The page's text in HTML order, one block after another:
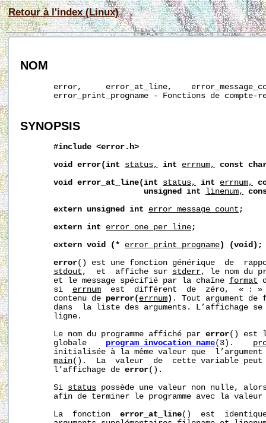
Retour à l'index (Linux)
NOM
error,     error_at_line,
error_print_progname - Fonctions de compte-
SYNOPSIS
#include <error.h>
void error(int status, int errnum, const
void error_at_line(int status, int errnum,
unsigned int linenum,
extern unsigned int error_message_count ;
extern int error_one_per_line;
extern void (* error_print_progname )
(void);
error() est une fonction générique  de
stdout ,  et  affiche sur stderr, le nom du
       et le message spécifié par la chaîne
format
       si
errnum
est  différent  de  zéro,  « :
       contenu de
perror( errnum ) . Tout argument
dans  la liste des arguments. L’affichage
       ligne.
       Le nom du programme affiché par
error() est
       globale
program_invocation_name(3).
initialisée à la même valeur que
main().  La  valeur  de  cette variable peut
       l’affichage de
error().
       Si
status possède une valeur non nulle,
afin de terminer le programme avec la valeur
       La  fonction
error_at_line()  est